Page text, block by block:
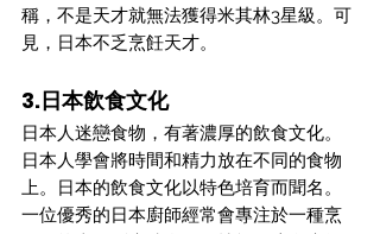
稱，不是天才就無法獲得米其林3星級。可
見，日本不乏烹飪天才。
3.日本飲食文化
日本人迷戀食物，有著濃厚的飲食文化。
日本人學會將時間和精力放在不同的食物
上。日本的飲食文化以特色培育而聞名。
一位優秀的日本廚師經常會專注於一種烹